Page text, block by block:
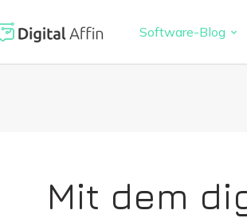
Software-Blog
Mit dem